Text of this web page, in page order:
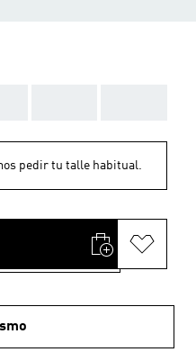
pedir tu talle habitual.